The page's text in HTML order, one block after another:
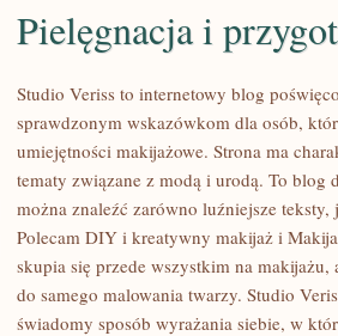
PIELĘGNACJA
PRZYGOTOWANIE
Pielęgnacja i
Studio Veriss to internetowy blog
sprawdzonym wskazówkom dla osób,
umiejętności makijażowe. Strona ma
tematy związane z modą i urodą. To blog
można znaleźć zarówno luźniejsze
Polecam DIY i kreatywny makijaż i
skupia się przede wszystkim na makijażu,
do samego malowania twarzy. Studio
świadomy sposób wyrażania siebie, w